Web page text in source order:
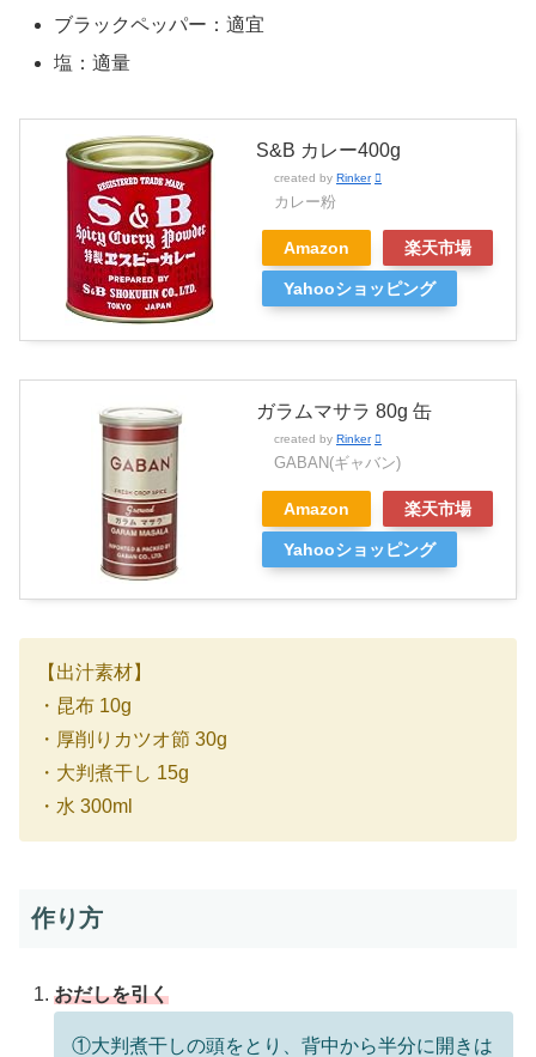
ブラックペッパー：適宜
塩：適量
S&B カレー400g
created by Rinker
カレー粉
Amazon 楽天市場
Yahooショッピング
ガラムマサラ 80g 缶
created by Rinker
GABAN(ギャバン)
Amazon 楽天市場
Yahooショッピング
【出汁素材】
・昆布 10g
・厚削りカツオ節 30g
・大判煮干し 15g
・水 300ml
作り方
おだしを引く
①大判煮干しの頭をとり、背中から半分に開きは